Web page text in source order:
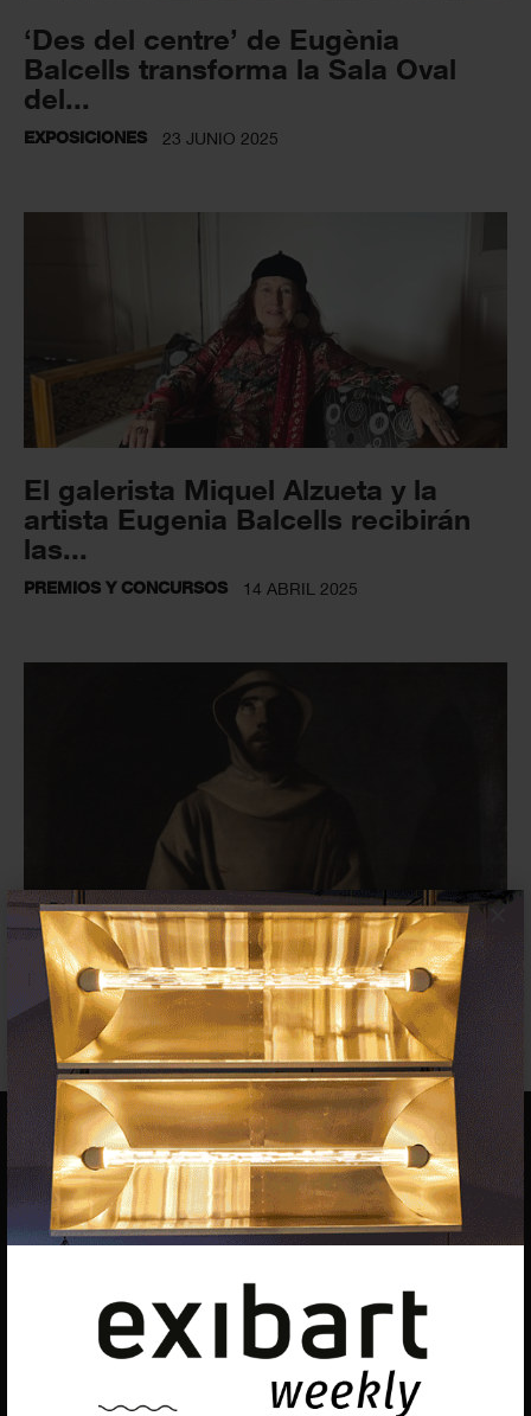
×
‘Des del centre’ de Eugènia
Balcells transforma la Sala Oval
del...
EXPOSICIONES 23 JUNIO 2025
El galerista Miquel Alzueta y la
artista Eugenia Balcells recibirán
las...
PREMIOS Y CONCURSOS 14 ABRIL 2025
El MNAC (Barcelona) anuncia su
programa expositivo para 2025
EXPOSICIONES 28 NOVIEMBRE 2024
EQUIPO
Dirección general
Federico Pazzagli
Dirección exibart.es
Administración